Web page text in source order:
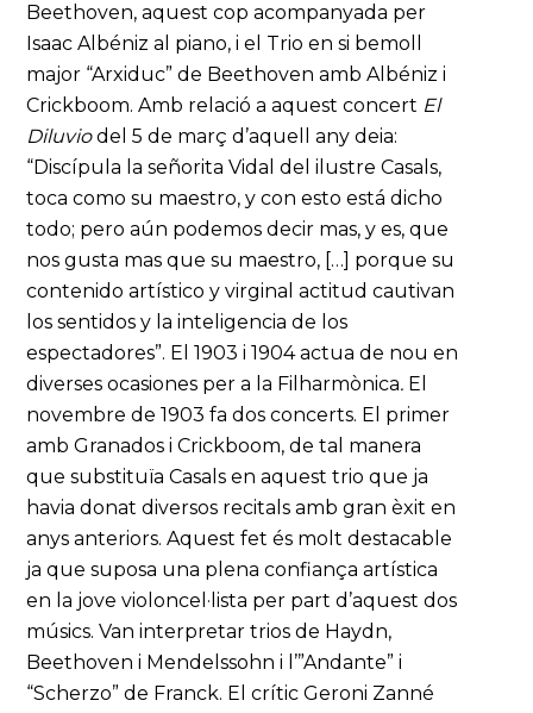
Beethoven, aquest cop acompanyada per
Isaac Albéniz al piano, i el Trio en si bemoll
major “Arxiduc” de Beethoven amb Albéniz i
Crickboom. Amb relació a aquest concert El
Diluviodel 5 de març d’aquell any deia:
“Discípula la señorita Vidal del ilustre Casals,
toca como su maestro, y con esto está dicho
todo; pero aún podemos decir mas, y es, que
nos gusta mas que su maestro, […] porque su
contenido artístico y virginal actitud cautivan
los sentidos y la inteligencia de los
espectadores”. El 1903 i 1904 actua de nou en
diverses ocasiones per a la Filharmònica. El
novembre de 1903 fa dos concerts. El primer
amb Granados i Crickboom, de tal manera
que substituïa Casals en aquest trio que ja
havia donat diversos recitals amb gran èxit en
anys anteriors. Aquest fet és molt destacable
ja que suposa una plena confiança artística
en la jove violoncel·lista per part d’aquest dos
músics. Van interpretar trios de Haydn,
Beethoven i Mendelssohn i l’”Andante” i
“Scherzo” de Franck. El crític Geroni Zanné